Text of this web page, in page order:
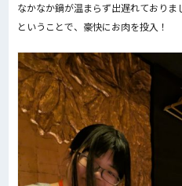
なかなか鍋が温まらず出遅れておりま
ということで、豪快にお肉を投入！